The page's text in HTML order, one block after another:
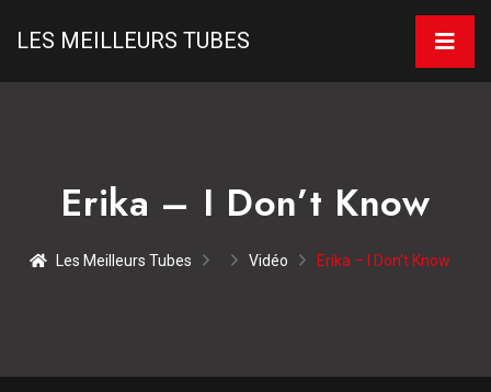
LES MEILLEURS TUBES
Erika – I Don’t Know
Les Meilleurs Tubes Vidéo Erika – I Don’t Know